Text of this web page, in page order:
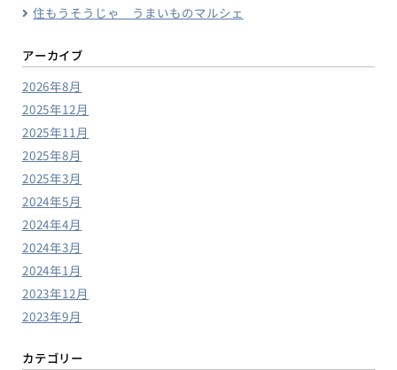
住もうそうじゃ うまいものマルシェ
アーカイブ
2026年8月
2025年12月
2025年11月
2025年8月
2025年3月
2024年5月
2024年4月
2024年3月
2024年1月
2023年12月
2023年9月
カテゴリー